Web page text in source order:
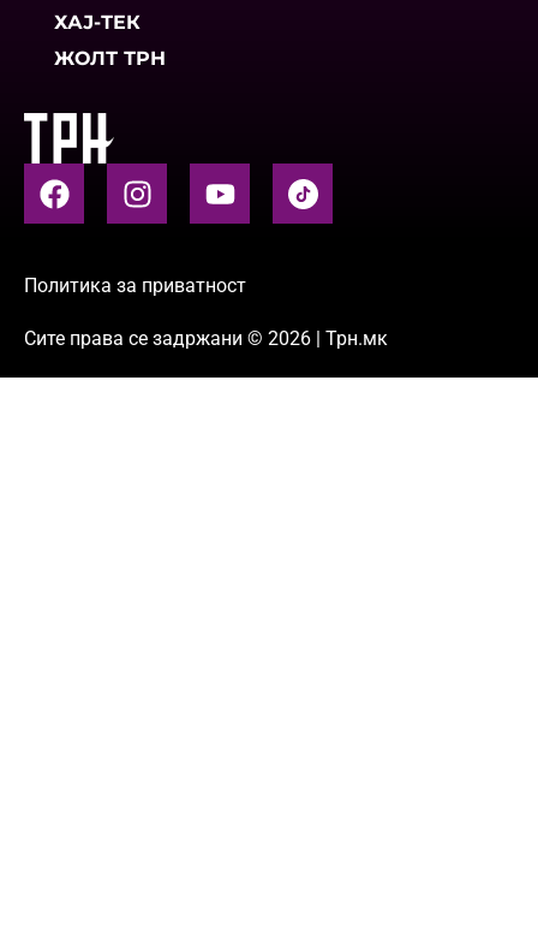
ХАЈ-ТЕК
ЖОЛТ ТРН
Политика за приватност
Сите права се задржани © 2026 | Трн.мк